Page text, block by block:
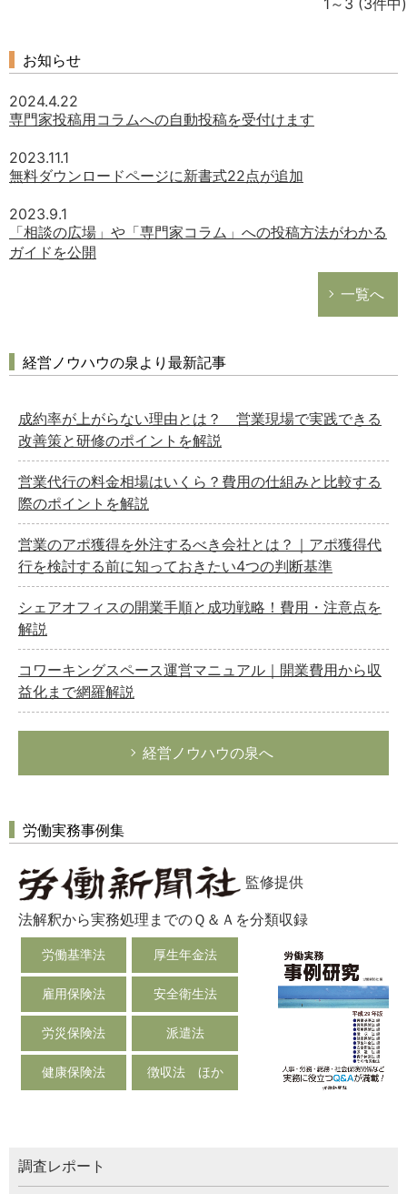
1～3 (3件中)
お知らせ
2024.4.22
専門家投稿用コラムへの自動投稿を受付けます
2023.11.1
無料ダウンロードページに新書式22点が追加
2023.9.1
「相談の広場」や「専門家コラム」への投稿方法がわかる
ガイドを公開
一覧へ
経営ノウハウの泉より最新記事
成約率が上がらない理由とは？ 営業現場で実践できる
改善策と研修のポイントを解説
営業代行の料金相場はいくら？費用の仕組みと比較する
際のポイントを解説
営業のアポ獲得を外注するべき会社とは？｜アポ獲得代
行を検討する前に知っておきたい4つの判断基準
シェアオフィスの開業手順と成功戦略！費用・注意点を
解説
コワーキングスペース運営マニュアル｜開業費用から収
益化まで網羅解説
経営ノウハウの泉へ
労働実務事例集
監修提供
法解釈から実務処理までのＱ＆Ａを分類収録
労働基準法 厚生年金法
雇用保険法 安全衛生法
労災保険法 派遣法
健康保険法 徴収法 ほか
調査レポート